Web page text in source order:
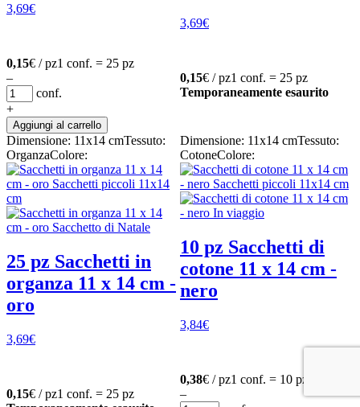
3,69€
0,15€ / pz1 conf. = 25 pz
–
conf.
+
Aggiungi al carrello
3,69€
0,15€ / pz1 conf. = 25 pz
Temporaneamente esaurito
Dimensione: 11x14 cmTessuto:
OrganzaColore:
25 pz Sacchetti in
organza 11 x 14 cm -
oro
3,69€
0,15€ / pz1 conf. = 25 pz
Dimensione: 11x14 cmTessuto:
CotoneColore:
10 pz Sacchetti di
cotone 11 x 14 cm -
nero
3,84€
0,38€ / pz1 conf. = 10 pz
–